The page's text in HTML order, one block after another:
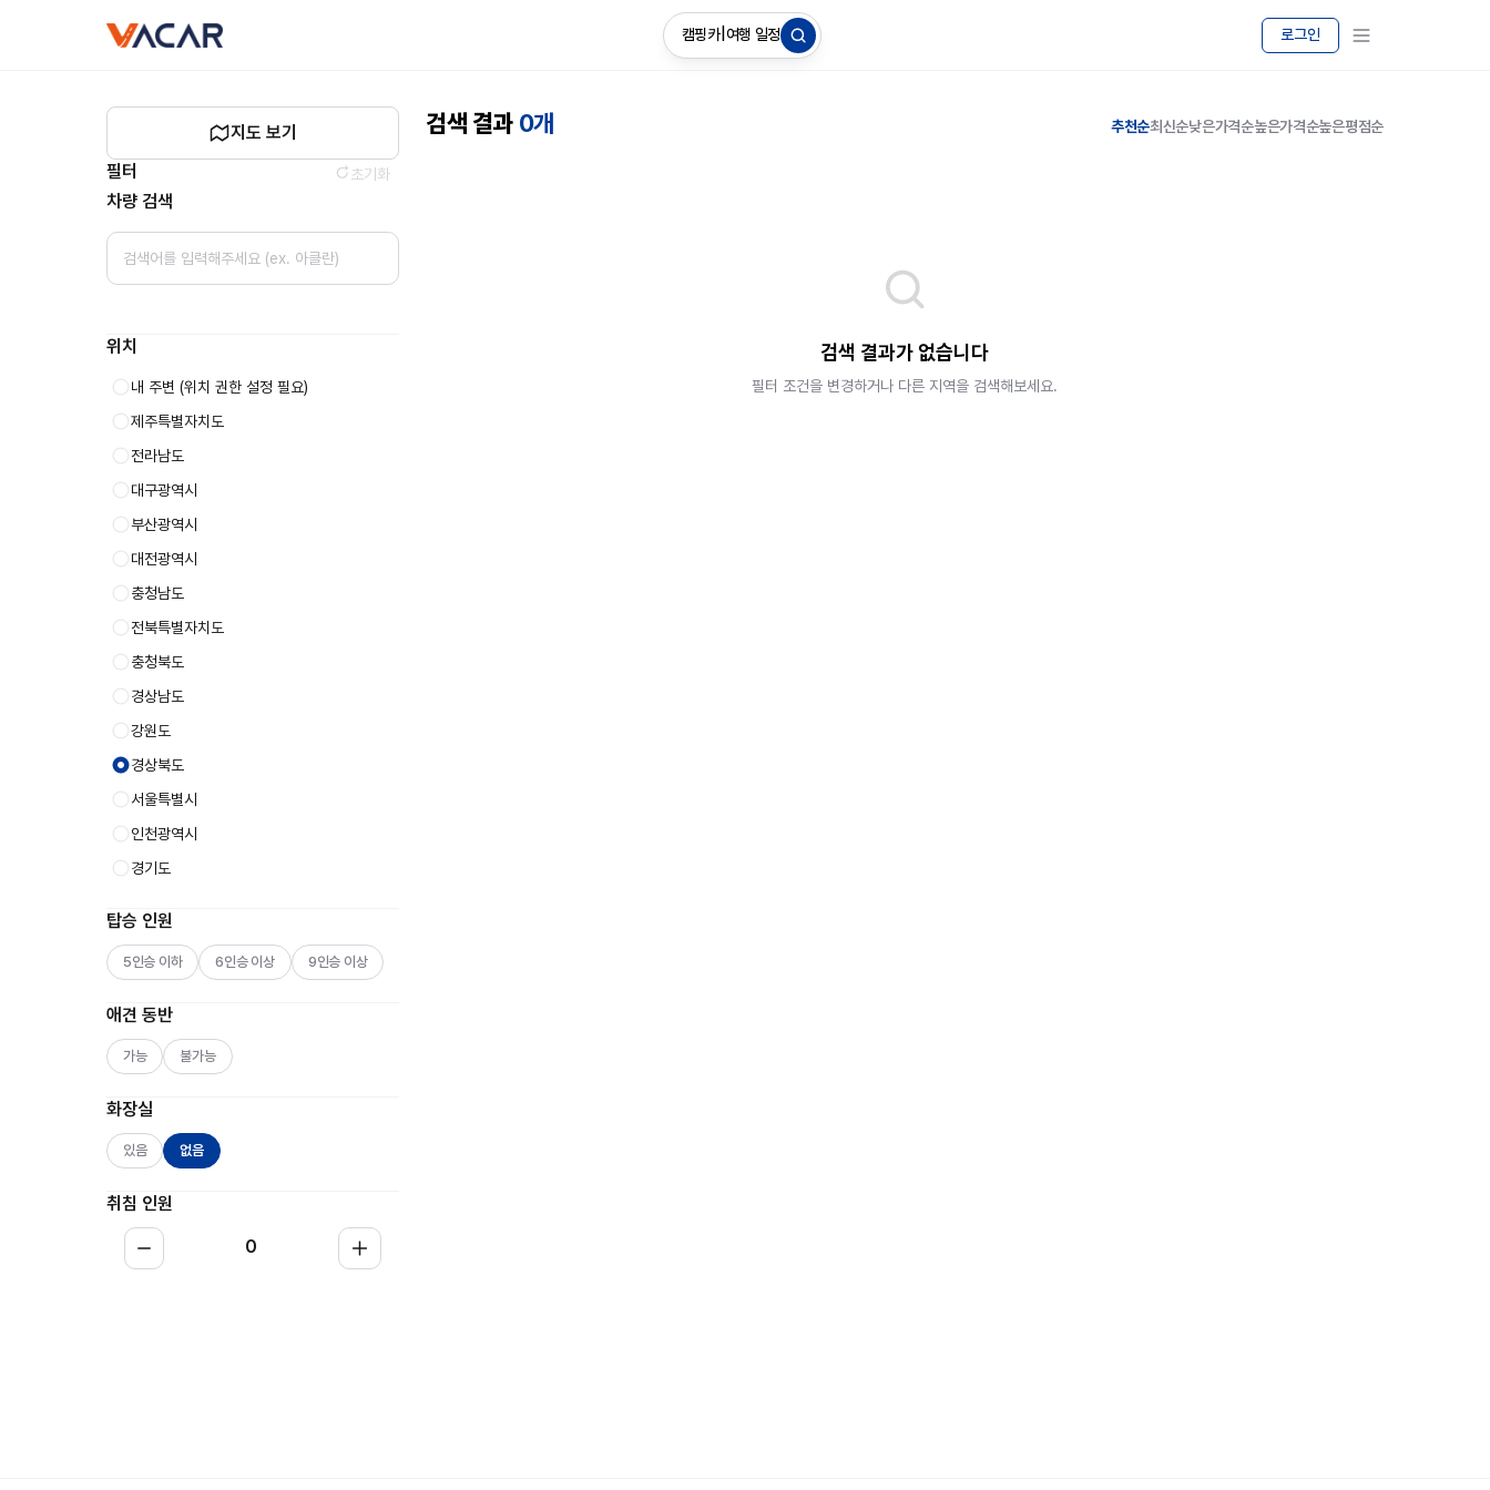
캠핑카| 여행 일정 로그인
지도 보기
필터
초기화
차량 검색
위치
내 주변 (위치 권한 설정 필요)
제주특별자치도
전라남도
대구광역시
부산광역시
대전광역시
충청남도
전북특별자치도
충청북도
경상남도
강원도
경상북도
서울특별시
인천광역시
경기도
탑승 인원
5인승 이하 6인승 이상 9인승 이상
애견 동반
가능 불가능
화장실
있음 없음
취침 인원
0
검색 결과 0개 추천순최신순낮은가격순높은가격순높은평점순
검색 결과가 없습니다
필터 조건을 변경하거나 다른 지역을 검색해보세요.